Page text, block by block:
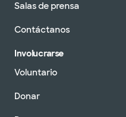
Salas de prensa
Contáctanos
Involucrarse
Voluntario
Donar